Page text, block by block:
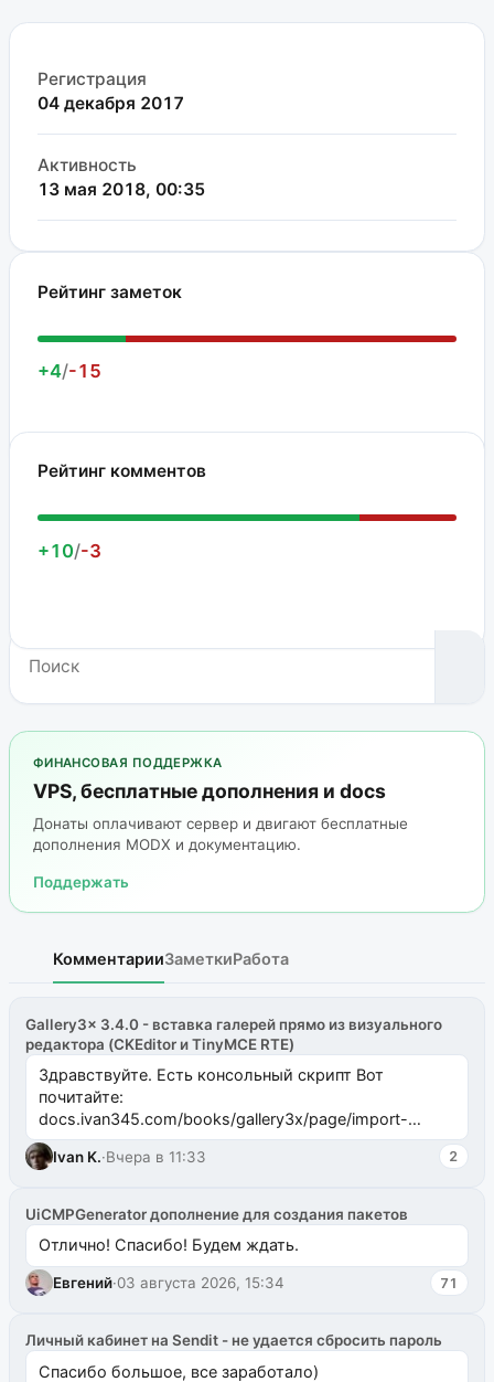
Регистрация
04 декабря 2017
Активность
13 мая 2018, 00:35
Рейтинг заметок
+4/-15
Рейтинг комментов
+10/-3
ФИНАНСОВАЯ ПОДДЕРЖКА
VPS, бесплатные дополнения и docs
Донаты оплачивают сервер и двигают бесплатные
дополнения MODX и документацию.
Поддержать
КомментарииЗаметкиРабота
Gallery3x 3.4.0 - вставка галерей прямо из визуального
редактора (CKEditor и TinyMCE RTE)
Здравствуйте. Есть консольный скрипт Вот
почитайте:
docs.ivan345.com/books/gallery3x/page/import-
ms2galleryphp
Ivan K.·Вчера в 11:33 2
UiCMPGenerator дополнение для создания пакетов
Отлично! Спасибо! Будем ждать.
Евгений·03 августа 2026, 15:34 71
Личный кабинет на Sendit - не удается сбросить пароль
Спасибо большое, все заработало)